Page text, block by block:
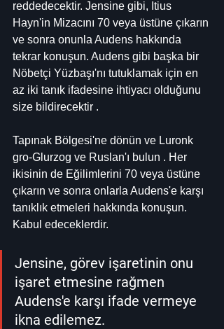
reddedecektir. Jensine gibi, Itius
Hayn'in Mizacını 70 veya üstüne çıkarın
ve sonra onunla Audens hakkında
tekrar konuşun. Audens gibi başka bir
Nöbetçi Yüzbaşı'nı tutuklamak için en
az iki tanık ifadesine ihtiyacı olduğunu
size bildirecektir .
Tapınak Bölgesi'ne dönün ve Luronk
gro-Glurzog ve Ruslan'ı bulun . Her
ikisinin de Eğilimlerini 70 veya üstüne
çıkarın ve sonra onlarla Audens'e karşı
tanıklık etmeleri hakkında konuşun.
Kabul edeceklerdir.
Jensine, görev işaretinin onu
işaret etmesine rağmen
Audens'e karşı ifade vermeye
ikna edilemez.